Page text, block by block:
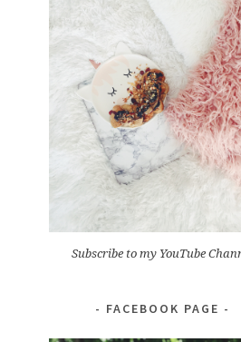
Subscribe to my YouTube
FACEBOOK PAGE